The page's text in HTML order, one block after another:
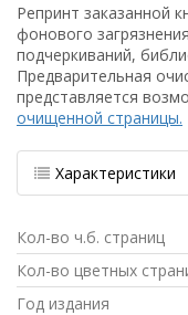
Репринт заказанной
фонового
подчеркиваний,
Предварительная
представляется
очищенной страницы.
Характеристики
Кол-во ч.б. страниц
Кол-во цветных
Год издания